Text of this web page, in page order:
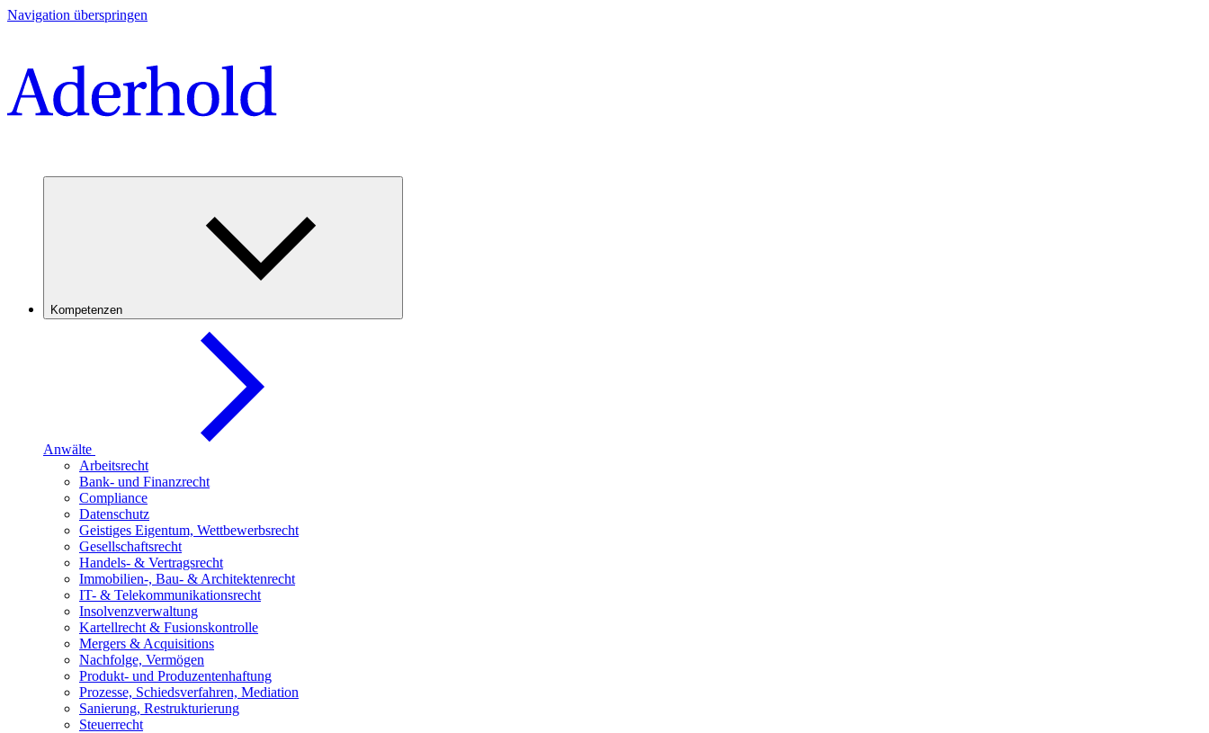
Navigation überspringen
Kompetenzen
Anwälte
Arbeitsrecht
Bank- und Finanzrecht
Compliance
Datenschutz
Geistiges Eigentum, Wettbewerbsrecht
Gesellschaftsrecht
Handels- & Vertragsrecht
Immobilien-, Bau- & Architektenrecht
IT- & Telekommunikationsrecht
Insolvenzverwaltung
Kartellrecht & Fusionskontrolle
Mergers & Acquisitions
Nachfolge, Vermögen
Produkt- und Produzentenhaftung
Prozesse, Schiedsverfahren, Mediation
Sanierung, Restrukturierung
Steuerrecht